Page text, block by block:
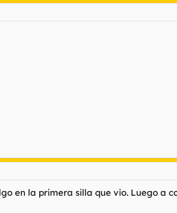
en la primera silla que vio. Luego a